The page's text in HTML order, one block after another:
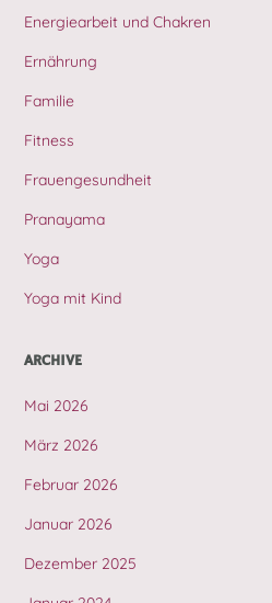
Energiearbeit und Chakren
Ernährung
Familie
Fitness
Frauengesundheit
Pranayama
Yoga
Yoga mit Kind
ARCHIVE
Mai 2026
März 2026
Februar 2026
Januar 2026
Dezember 2025